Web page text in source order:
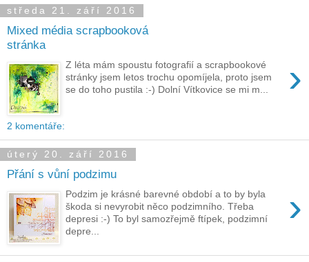
středa 21. září 2016
Mixed média scrapbooková
stránka
›
Z léta mám spoustu fotografií a scrapbookové
stránky jsem letos trochu opomíjela, proto jsem
se do toho pustila :-) Dolní Vítkovice se mi m...
2 komentáře:
úterý 20. září 2016
Přání s vůní podzimu
›
Podzim je krásné barevné období a to by byla
škoda si nevyrobit něco podzimního. Třeba
depresi :-) To byl samozřejmě ftípek, podzimní
depre...